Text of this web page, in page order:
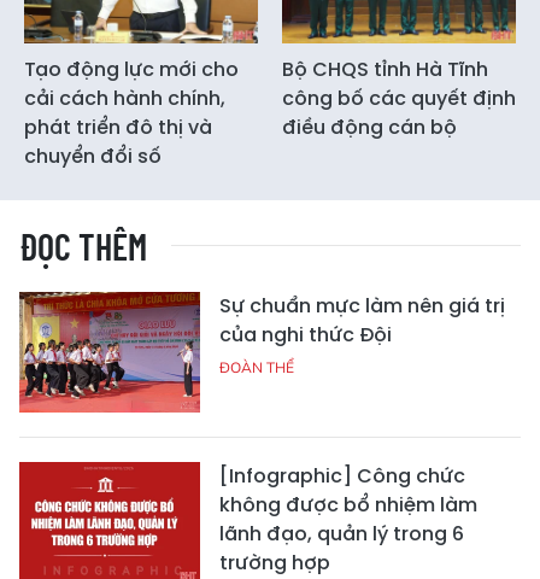
Tạo động lực mới cho
cải cách hành chính,
phát triển đô thị và
chuyển đổi số
Bộ CHQS tỉnh Hà Tĩnh
công bố các quyết định
điều động cán bộ
ĐỌC THÊM
Sự chuẩn mực làm nên giá trị
của nghi thức Đội
ĐOÀN THỂ
[Infographic] Công chức
không được bổ nhiệm làm
lãnh đạo, quản lý trong 6
trường hợp